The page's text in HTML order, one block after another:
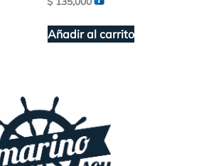
Añadir al carrito